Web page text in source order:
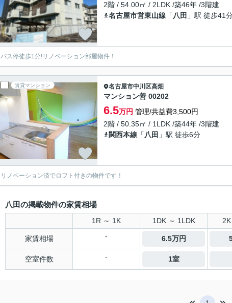
2階 / 54.00㎡ / 2LDK /築46年 /3階建
名古屋市営東山線 「 八田 」駅 徒歩41
バス停徒歩1分!リノベーション部屋物件！
賃貸マンション 名古屋市中川区高畑
マンション善 00202
6.5万円 管理/共益費3,500円
2階 / 50.35㎡ / 1LDK /築44年 /3階建
関西本線 「 八田 」駅 徒歩6分
リノベーション済でロフト付きの物件です！
八田の掲載物件の家賃相場
1R ～ 1K 1DK ～ 1LDK
家賃相場 - 6.5万円
空室件数 - 1室